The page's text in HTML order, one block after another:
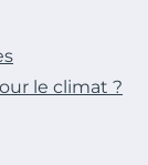
le climat ?